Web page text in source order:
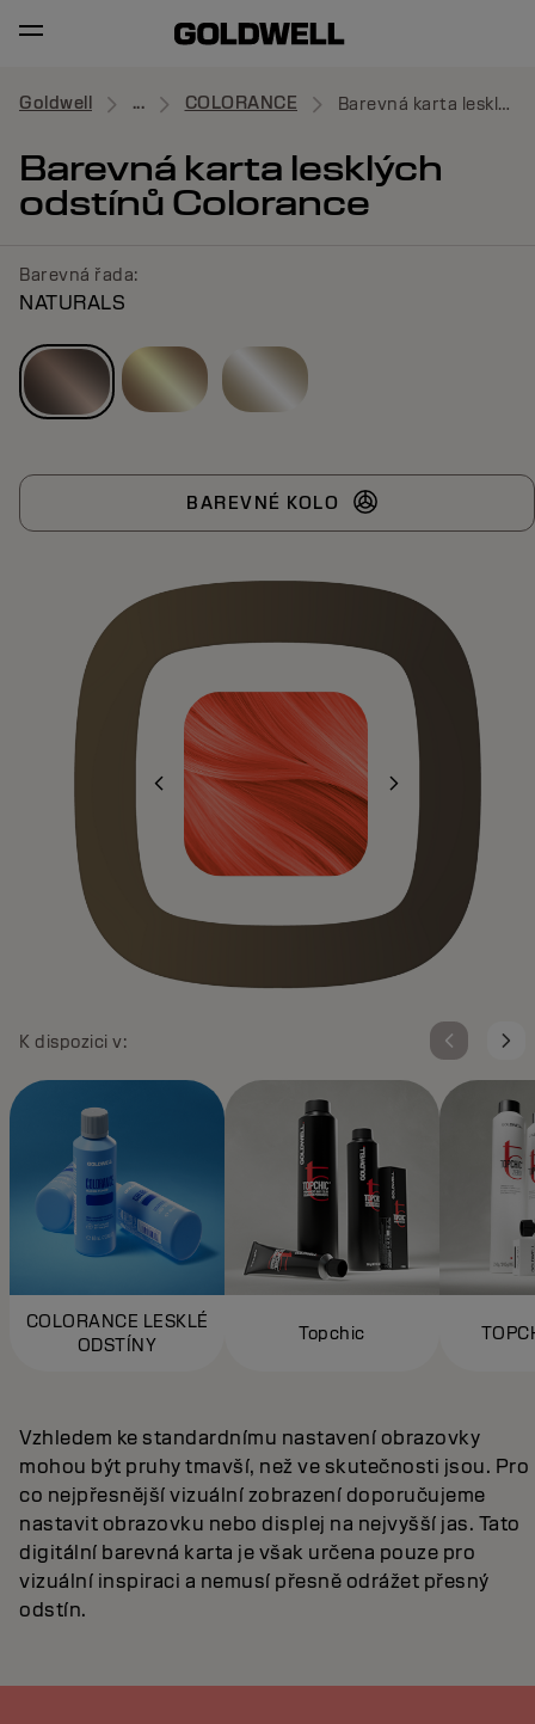
Goldwell ... COLORANCE Barevná karta lesklých odstínů Colorance
Barevná karta lesklých
odstínů Colorance
Barevná řada:
NATURALS
BAREVNÉ KOLO
K dispozici v:
COLORANCE LESKLÉ
ODSTÍNY
Topchic
Vzhledem ke standardnímu nastavení obrazovky
mohou být pruhy tmavší, než ve skutečnosti jsou. Pro
co nejpřesnější vizuální zobrazení doporučujeme
nastavit obrazovku nebo displej na nejvyšší jas. Tato
digitální barevná karta je však určena pouze pro
vizuální inspiraci a nemusí přesně odrážet přesný
odstín.